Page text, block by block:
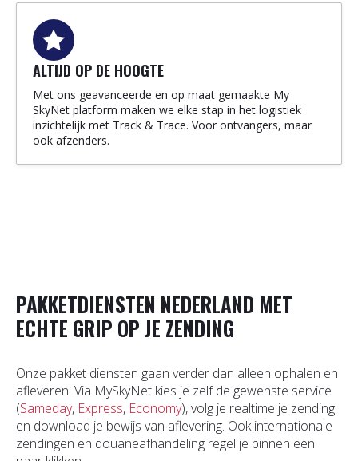
ALTIJD OP DE HOOGTE
Met ons geavanceerde en op maat gemaakte My
SkyNet platform maken we elke stap in het logistiek
inzichtelijk met Track & Trace. Voor ontvangers, maar
ook afzenders.
PAKKETDIENSTEN NEDERLAND MET
ECHTE GRIP OP JE ZENDING
Onze pakket diensten gaan verder dan alleen ophalen en
afleveren. Via MySkyNet kies je zelf de gewenste service
(Sameday, Express, Economy), volg je realtime je zending
en download je bewijs van aflevering. Ook internationale
zendingen en douaneafhandeling regel je binnen een